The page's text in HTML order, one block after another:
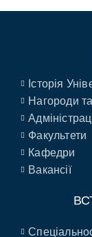
Історія
Нагороди
Факультети
Кафедри
Вакансії